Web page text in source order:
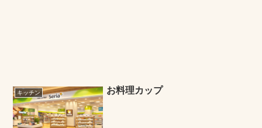
キッチン お料理カップ